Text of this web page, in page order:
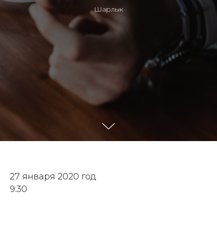
Шарлык
27 января 2020 год
9:30